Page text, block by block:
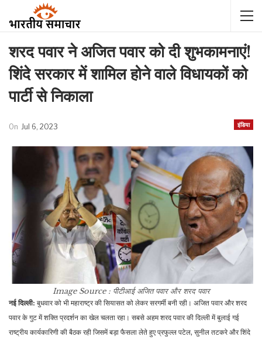
शरद पवार ने अजित पवार को दी शुभकामनाएं!
शिंदे सरकार में शामिल होने वाले विधायकों को
पार्टी से निकाला
इंडिया
On Jul 6, 2023
Image Source : पीटीआईअजित पवार और शरद पवार
नई दिल्ली: बुधवार को भी महाराष्ट्र की सियासत को लेकर सरगर्मी बनी रही। अजित पवार और शरद
पवार के गुट में शक्ति प्रदर्शन का खेल चलता रहा। सबसे अहम शरद पवार की दिल्ली में बुलाई गई
राष्ट्रीय कार्यकारिणी की बैठक रही जिसमें बड़ा फैसला लेते हुए प्रफुल्ल पटेल, सुनील तटकरे और शिंदे